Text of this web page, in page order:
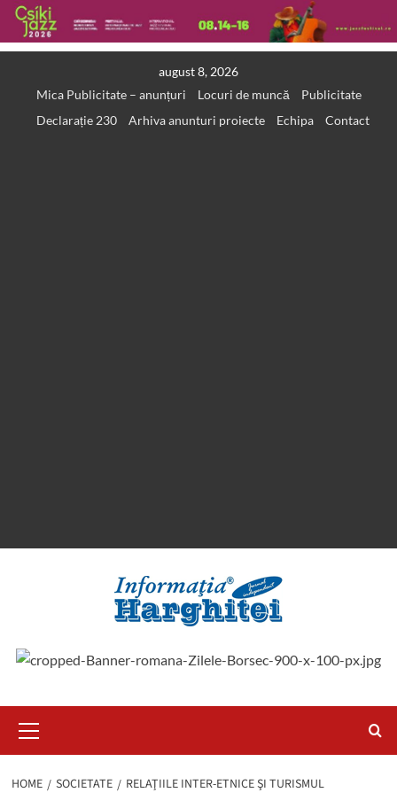
august 8, 2026
Mica Publicitate – anunțuri
Locuri de muncă
Publicitate
Declarație 230
Arhiva anunturi proiecte Echipa Contact
Menu
HOME SOCIETATE RELAŢIILE INTER-ETNICE ŞI TURISMUL